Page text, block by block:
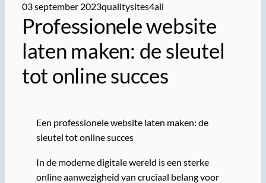
03 september 2023qualitysites4all
Professionele website
laten maken: de sleutel
tot online succes
Een professionele website laten maken: de
sleutel tot online succes
In de moderne digitale wereld is een sterke
online aanwezigheid van cruciaal belang voor